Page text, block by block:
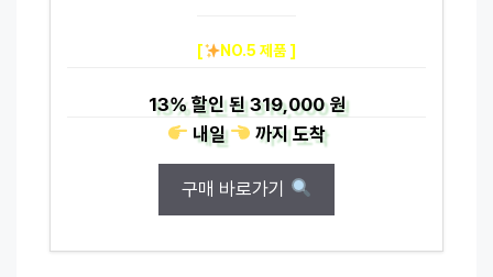
[ NO.5 제품 ]
13%할인 된319,000 원
내일
까지도착
구매 바로가기